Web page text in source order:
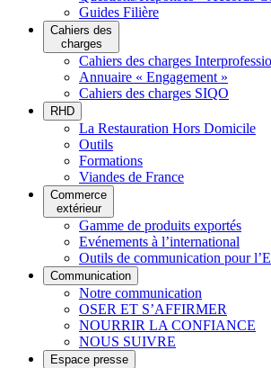
Guides Filière
Cahiers des
charges
Cahiers des charges
Annuaire « Engagement »
Cahiers des charges SIQO
RHD
La Restauration Hors Domicile
Outils
Formations
Viandes de France
Commerce
extérieur
Gamme de produits exportés
Evénements à l’international
Outils de communication pour
Communication
Notre communication
OSER ET S’AFFIRMER
NOURRIR LA CONFIANCE
NOUS SUIVRE
Espace presse